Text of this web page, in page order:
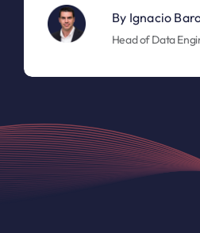
By Ignacio
Head of Data